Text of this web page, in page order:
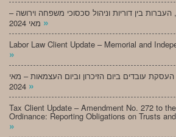
העברות בין דוריות וניהול סכסוכי משפחה וירושה –
»
Labor Law Client Update – Memorial and
»
עובדים ביום הזיכרון וביום העצמאות – מאי
»
Tax Client Update – Amendment No. 272 to
Ordinance: Reporting Obligations on Trusts
»